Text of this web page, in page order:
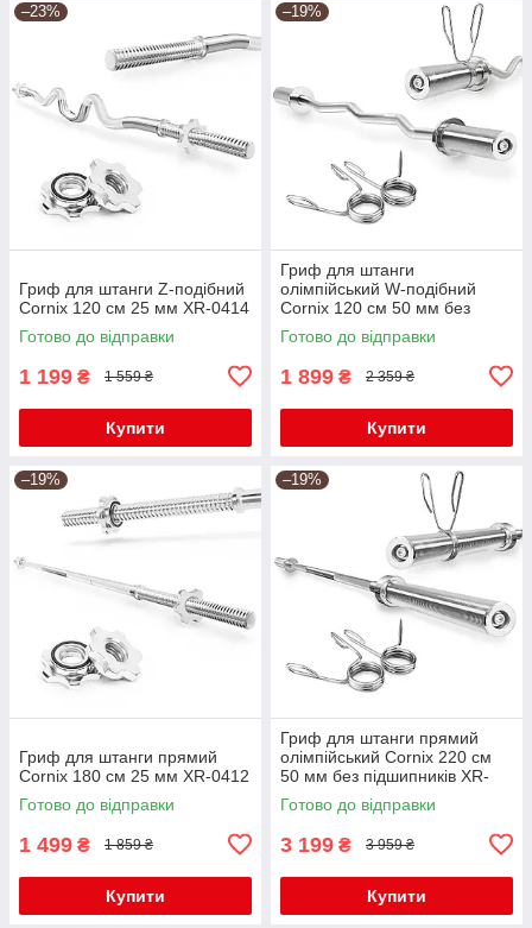
–23%
Гриф для штанги Z-подібний
Cornix 120 см 25 мм XR-0414
Готово до відправки
1 199 ₴ 1 559 ₴
Купити
–19%
Гриф для штанги
олімпійський W-подібний
Cornix 120 см 50 мм без
підшипників XR-0419
Готово до відправки
1 899 ₴ 2 359 ₴
Купити
–19%
Гриф для штанги прямий
Cornix 180 см 25 мм XR-0412
Готово до відправки
1 499 ₴ 1 859 ₴
Купити
–19%
Гриф для штанги прямий
олімпійський Cornix 220 см
50 мм без підшипників XR-
0417
Готово до відправки
3 199 ₴ 3 959 ₴
Купити